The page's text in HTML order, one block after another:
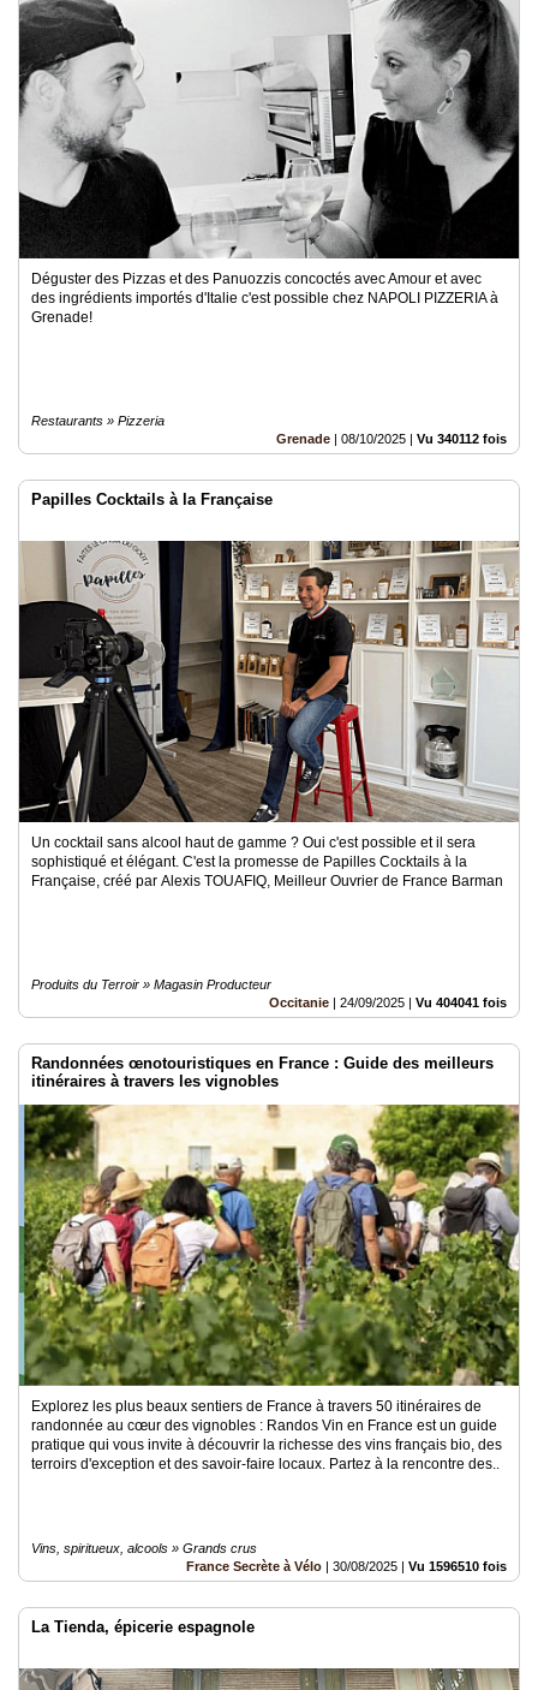
Déguster des Pizzas et des Panuozzis concoctés avec Amour et avec
des ingrédients importés d'Italie c'est possible chez NAPOLI PIZZERIA à
Grenade!
Restaurants » Pizzeria
Grenade | 08/10/2025 | Vu 340112 fois
Papilles Cocktails à la Française
Un cocktail sans alcool haut de gamme ? Oui c'est possible et il sera
sophistiqué et élégant. C'est la promesse de Papilles Cocktails à la
Française, créé par Alexis TOUAFIQ, Meilleur Ouvrier de France Barman
Produits du Terroir » Magasin Producteur
Occitanie | 24/09/2025 | Vu 404041 fois
Randonnées œnotouristiques en France : Guide des meilleurs
itinéraires à travers les vignobles
Explorez les plus beaux sentiers de France à travers 50 itinéraires de
randonnée au cœur des vignobles : Randos Vin en France est un guide
pratique qui vous invite à découvrir la richesse des vins français bio, des
terroirs d'exception et des savoir-faire locaux. Partez à la rencontre des..
Vins, spiritueux, alcools » Grands crus
France Secrète à Vélo | 30/08/2025 | Vu 1596510 fois
La Tienda, épicerie espagnole